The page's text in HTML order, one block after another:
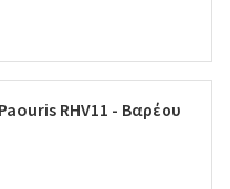
RHV11 - Βαρέου